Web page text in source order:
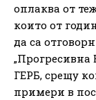
оплаква от
които от
да са
„Прогресивна
ГЕРБ, срещу
примери в